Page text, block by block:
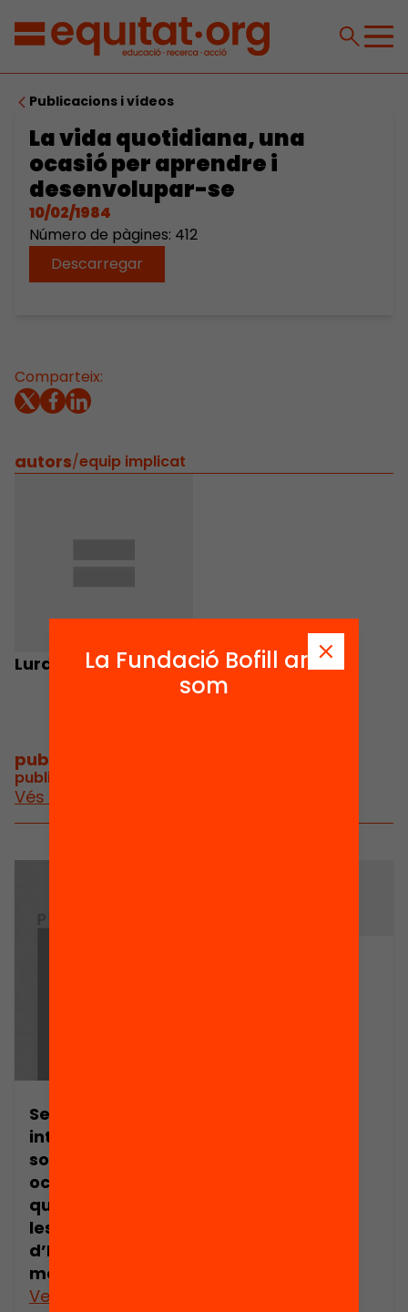
Publicacions i vídeos
La vida quotidiana, una
ocasió per aprendre i
desenvolupar-se
10/02/1984
Número de pàgines: 412
Descarregar
Comparteix:
autors/equip implicat
Lurdes Molina
publicacions i vídeos
publicacions i vídeos relacionats
Vés a publicacions i vídeos
Seminari
internacional
sobre treball,
ocupació i vida
quotidiana de
les dones: el cas
d’Europa
meridional
Veure’n més
La Fundació Bofill ara
som